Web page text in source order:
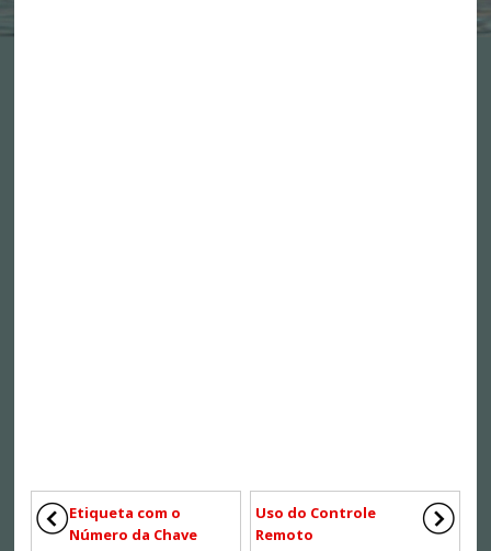
Etiqueta com o
Número da Chave
Uso do Controle
Remoto